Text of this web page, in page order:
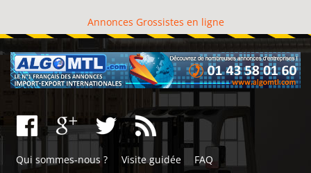
Annonces Grossistes en ligne
Qui sommes-nous ? Visite guidée FAQ